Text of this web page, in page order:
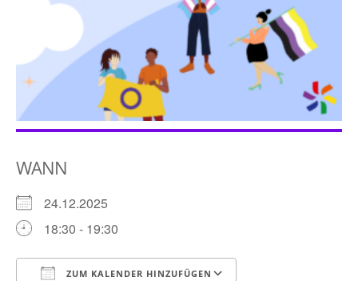
WANN
24.12.2025
18:30 - 19:30
ZUM KALENDER HINZUFÜGEN